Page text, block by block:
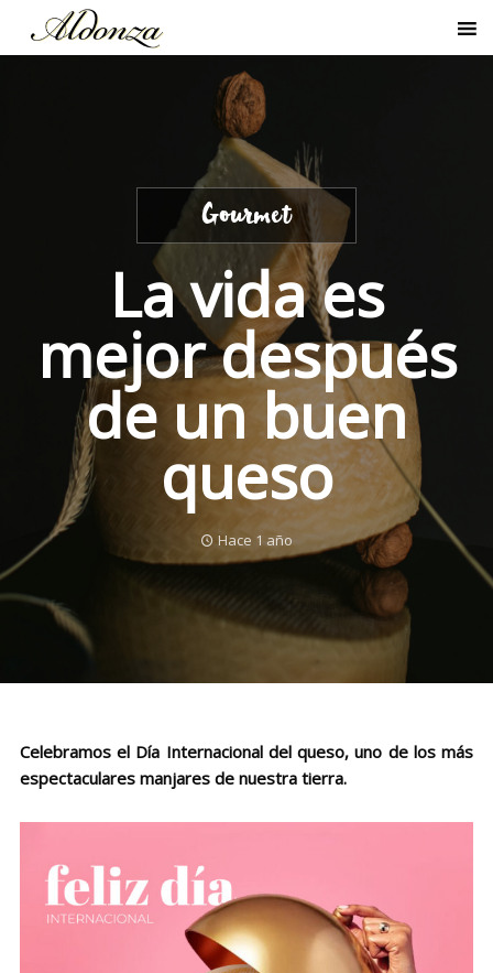
Gourmet
La vida es
mejor después
de un buen
queso
Hace 1 año
Celebramos el Día Internacional del queso, uno de los más
espectaculares manjares de nuestra tierra.